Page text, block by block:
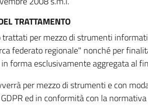
TRATTAMENTO
trattati per mezzo di strumenti
federato regionale" nonché per
forma esclusivamente aggregata al
per mezzo di strumenti e con
ed in conformità con la